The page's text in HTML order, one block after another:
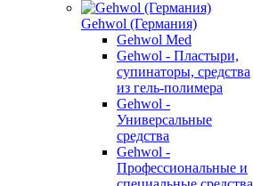
Gehwol (Германия)
Gehwol Med
Gehwol - Пластыри,
супинаторы, средства
из гель-полимера
Gehwol -
Универсальные
средства
Gehwol -
Профессиональные и